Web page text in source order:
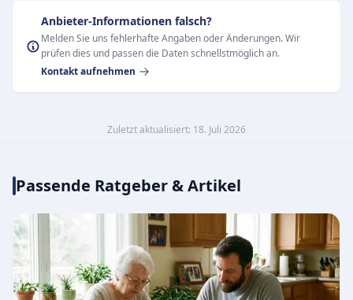
Anbieter-Informationen falsch?
Melden Sie uns fehlerhafte Angaben oder Änderungen. Wir
prüfen dies und passen die Daten schnellstmöglich an.
Kontakt aufnehmen
Zuletzt aktualisiert: 18. Juli 2026
Passende Ratgeber & Artikel